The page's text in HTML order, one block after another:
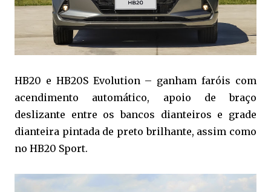
HB20 e HB20S Evolution – ganham faróis com
acendimento automático, apoio de braço
deslizante entre os bancos dianteiros e grade
dianteira pintada de preto brilhante, assim como
no HB20 Sport.